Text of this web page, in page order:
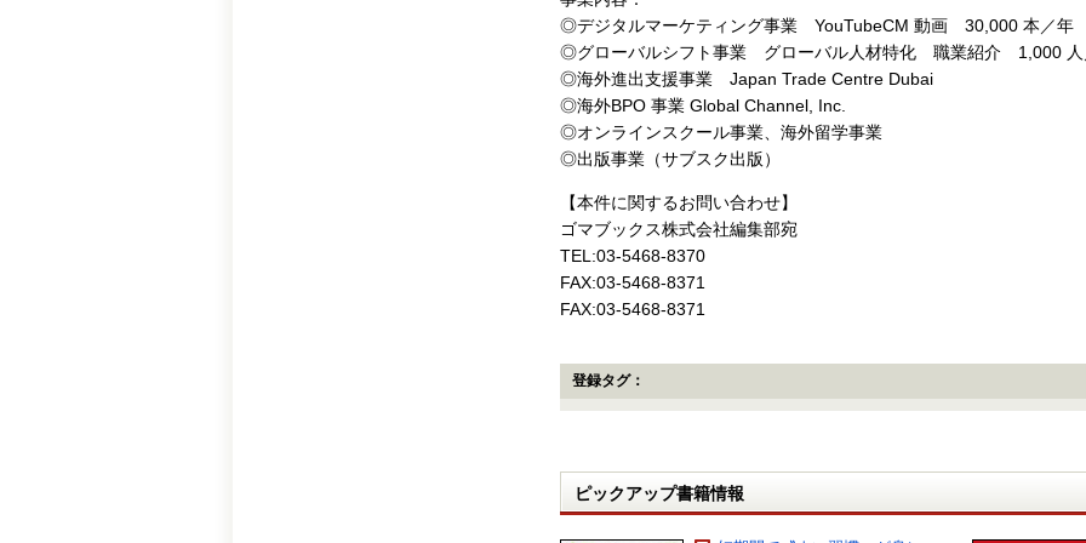
◎デジタルマーケティング事業 YouTubeCM 動画 30,000 本／年
◎グローバルシフト事業 グローバル人材特化 職業紹介 1,000 人
◎海外進出支援事業 Japan Trade Centre Dubai
◎海外BPO 事業 Global Channel, Inc.
◎オンラインスクール事業、海外留学事業
◎出版事業（サブスク出版）
【本件に関するお問い合わせ】
ゴマブックス株式会社編集部宛
TEL:03-5468-8370
FAX:03-5468-8371
FAX:03-5468-8371
登録タグ：
ピックアップ書籍情報